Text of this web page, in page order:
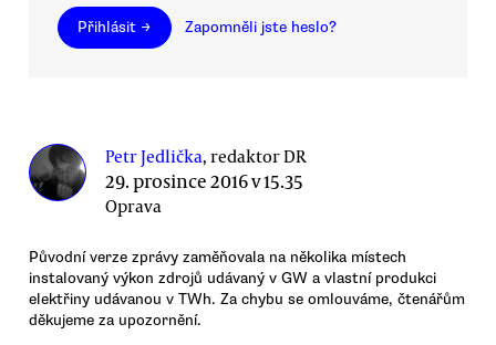
Přihlásit → Zapomněli jste heslo?
Petr Jedlička, redaktor DR
29. prosince 2016 v 15.35
Oprava
Původní verze zprávy zaměňovala na několika místech
instalovaný výkon zdrojů udávaný v GW a vlastní produkci
elektřiny udávanou v TWh. Za chybu se omlouváme, čtenářům
děkujeme za upozornění.